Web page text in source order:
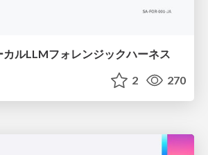
カルLLMフォレンジックハーネス
2 270